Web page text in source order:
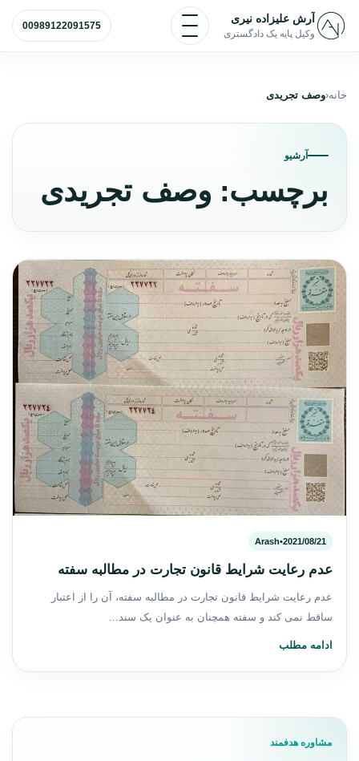
پرش به محتوا
آرش علیزاده نیری
وکیل پایه یک دادگستری
باز و بسته کردن منو
00989122091575
خانه وصف تجریدی
آرشیو
برچسب: وصف تجریدی
2021/08/21
•
Arash
عدم رعایت شرایط قانون تجارت در مطالبه سفته
عدم رعایت شرایط قانون تجارت در مطالبه سفته، آن را از اعتبار
ساقط نمی کند و سفته همچنان به عنوان یک سند…
ادامه مطلب
مشاوره هدفمند